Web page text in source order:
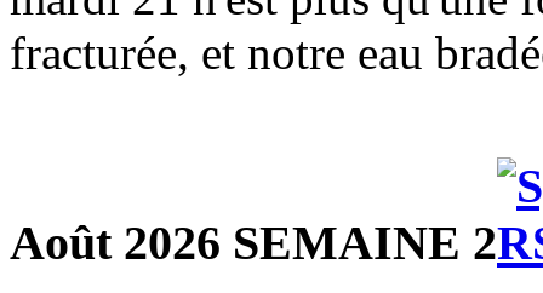
fracturée, et notre eau
Août 2026 SEMAINE 2